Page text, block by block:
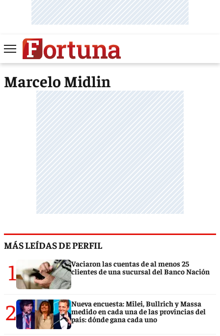
Marcelo Midlin
MÁS LEÍDAS DE PERFIL
1
Vaciaron las cuentas de al menos 25
clientes de una sucursal del Banco Nación
2
Nueva encuesta: Milei, Bullrich y Massa
medido en cada una de las provincias del
país: dónde gana cada uno